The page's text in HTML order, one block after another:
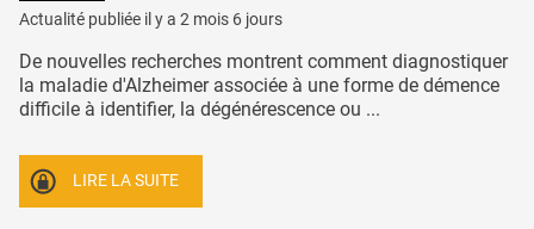
Actualité publiée il y a 2 mois 6 jours
De nouvelles recherches montrent comment diagnostiquer
la maladie d'Alzheimer associée à une forme de démence
difficile à identifier, la dégénérescence ou ...
LIRE LA SUITE